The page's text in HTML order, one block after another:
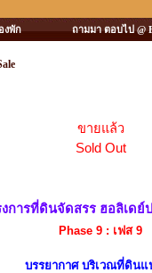
งพัก ถามมา ตอบไป @
ขายแล้ว
Sold Out
การที่ดินจัดสรร ฮอลิเดย์
Phase 9 : เฟส 9
บรรยากาศ บริเวณที่ดินแ